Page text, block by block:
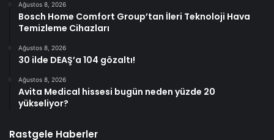
Ağustos 8, 2026
Bosch Home Comfort Group’tan İleri Teknoloji Hava
Temizleme Cihazları
Ağustos 8, 2026
30 ilde DEAŞ’a 104 gözaltı!
Ağustos 8, 2026
Avita Medical hissesi bugün neden yüzde 20
yükseliyor?
Rastgele Haberler